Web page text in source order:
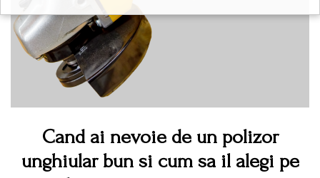
Cand ai nevoie de un polizor
unghiular bun si cum sa il alegi pe